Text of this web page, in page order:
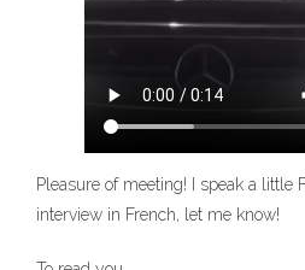
Pleasure of meeting! I speak a little
interview in French, let me know!